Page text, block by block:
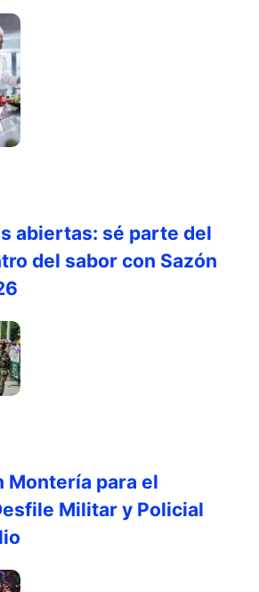
abiertas: sé parte del
del sabor con Sazón
Montería para el
Militar y Policial